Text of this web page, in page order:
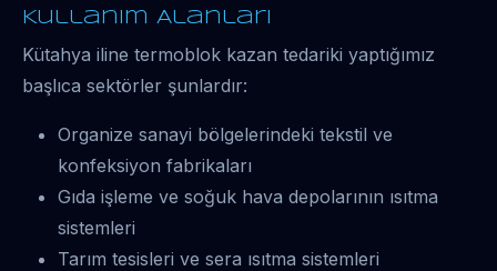
Kullanım Alanları
Kütahya iline termoblok kazan tedariki yaptığımız
başlıca sektörler şunlardır:
Organize sanayi bölgelerindeki tekstil ve
konfeksiyon fabrikaları
Gıda işleme ve soğuk hava depolarının ısıtma
sistemleri
Tarım tesisleri ve sera ısıtma sistemleri